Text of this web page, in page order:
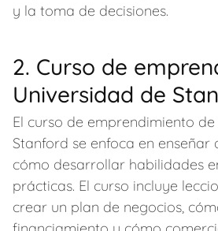
y la toma de decisiones.
2. Curso de
Universidad de
El curso de emprendimiento
Stanford se enfoca en enseñar
cómo desarrollar habilidades
prácticas. El curso incluye
crear un plan de negocios,